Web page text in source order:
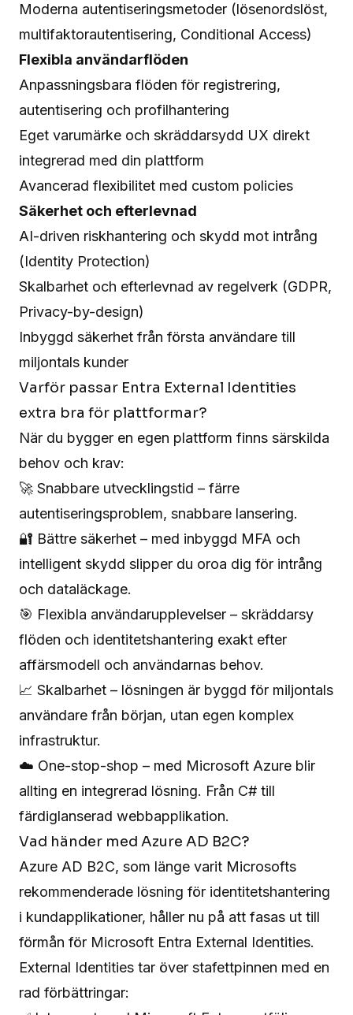
Moderna autentiseringsmetoder (lösenordslöst,
multifaktorautentisering, Conditional Access)
Flexibla användarflöden
Anpassningsbara flöden för registrering,
autentisering och profilhantering
Eget varumärke och skräddarsydd UX direkt
integrerad med din plattform
Avancerad flexibilitet med custom policies
Säkerhet och efterlevnad
AI-driven riskhantering och skydd mot intrång
(Identity Protection)
Skalbarhet och efterlevnad av regelverk (GDPR,
Privacy-by-design)
Inbyggd säkerhet från första användare till
miljontals kunder
Varför passar Entra External Identities
extra bra för plattformar?
När du bygger en egen plattform finns särskilda
behov och krav:
🚀 Snabbare utvecklingstid – färre
autentiseringsproblem, snabbare lansering.
🔐 Bättre säkerhet – med inbyggd MFA och
intelligent skydd slipper du oroa dig för intrång
och dataläckage.
🎯 Flexibla användarupplevelser – skräddarsy
flöden och identitetshantering exakt efter
affärsmodell och användarnas behov.
📈 Skalbarhet – lösningen är byggd för miljontals
användare från början, utan egen komplex
infrastruktur.
☁️ One-stop-shop – med Microsoft Azure blir
allting en integrerad lösning. Från C# till
färdiglanserad webbapplikation.
Vad händer med Azure AD B2C?
Azure AD B2C, som länge varit Microsofts
rekommenderade lösning för identitetshantering
i kundapplikationer, håller nu på att fasas ut till
förmån för Microsoft Entra External Identities.
External Identities tar över stafettpinnen med en
rad förbättringar: